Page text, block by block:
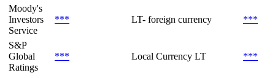
Moody's
Investors
Service
*** LT- foreign currency ***
S&P
Global
Ratings
*** Local Currency LT ***